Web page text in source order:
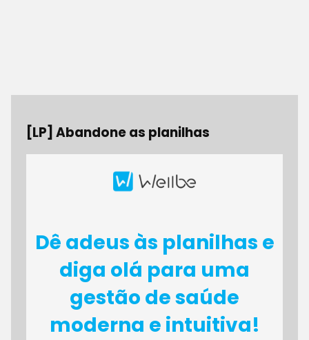
[LP] Abandone as planilhas
Dê adeus às planilhas e
diga olá para uma
gestão de saúde
moderna e intuitiva!